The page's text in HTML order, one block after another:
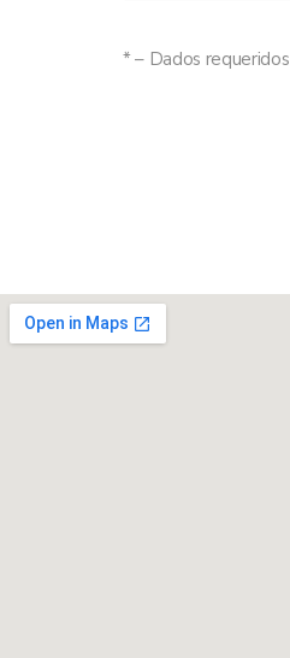
* – Dados requeridos